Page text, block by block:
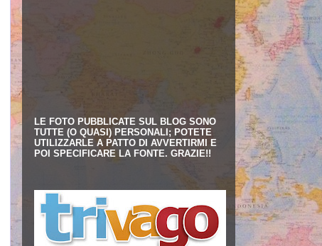
LE FOTO PUBBLICATE SUL BLOG SONO
TUTTE (O QUASI) PERSONALI; POTETE
UTILIZZARLE A PATTO DI AVVERTIRMI E
POI SPECIFICARE LA FONTE. GRAZIE!!